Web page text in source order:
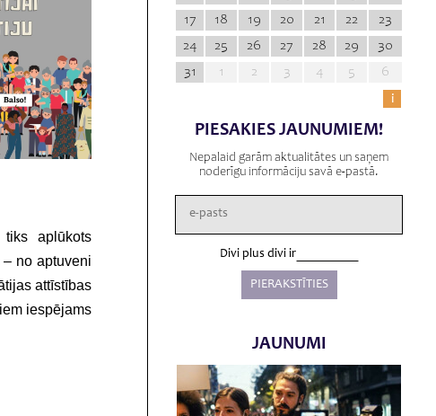
tiks aplūkots
no aptuveni
attīstības
iespējams
17
18 19 20 21 22
23
24
25 26 27 28 29
30
31
1 2 3 4 5
6
i
PIESAKIES JAUNUMIEM!
Nepalaid garām aktualitātes un saņem
noderīgu informāciju savā e-pastā.
Divi plus divi ir
JAUNUMI